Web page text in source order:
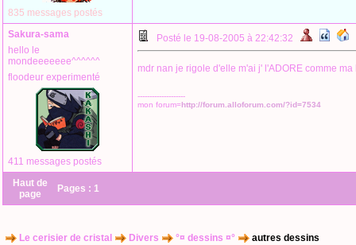
835 messages postés
Sakura-sama
hello le
mondeeeeeee^^^^^^
floodeur experimenté
411 messages postés
Posté le 19-08-2005 à 22:42:32
mdr nan je rigole d'elle m'ai j' l'ADORE comme
--------------------
mon forum=http://forum.alloforum.com/?id=7534
Haut de
page
Pages : 1
Le cerisier de cristal Divers °¤ dessins ¤° autres dessins